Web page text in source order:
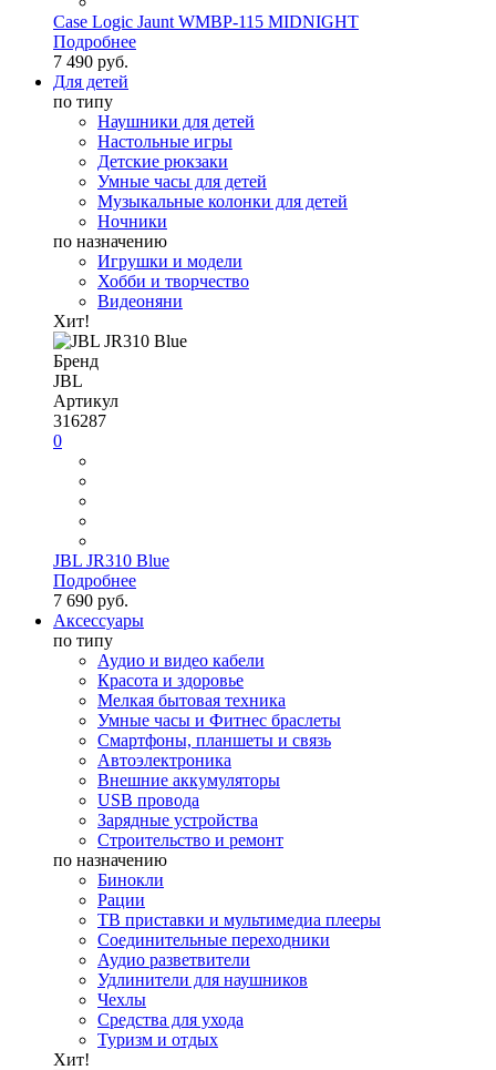
Case Logic Jaunt WMBP-115 MIDNIGHT
Подробнее
7 490 руб.
Для детей
по типу
Наушники для детей
Настольные игры
Детские рюкзаки
Умные часы для детей
Музыкальные колонки для детей
Ночники
по назначению
Игрушки и модели
Хобби и творчество
Видеоняни
Хит!
Бренд
JBL
Артикул
316287
0
JBL JR310 Blue
Подробнее
7 690 руб.
Аксессуары
по типу
Аудио и видео кабели
Красота и здоровье
Мелкая бытовая техника
Умные часы и Фитнес браслеты
Смартфоны, планшеты и связь
Автоэлектроника
Внешние аккумуляторы
USB провода
Зарядные устройства
Строительство и ремонт
по назначению
Бинокли
Рации
ТВ приставки и мультимедиа плееры
Соединительные переходники
Аудио разветвители
Удлинители для наушников
Чехлы
Средства для ухода
Туризм и отдых
Хит!